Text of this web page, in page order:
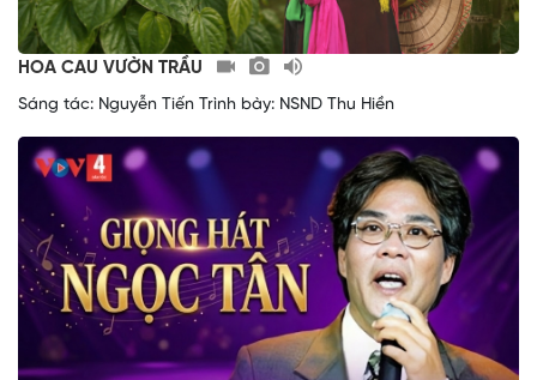
HOA CAU VƯỜN TRẦU
Sáng tác: Nguyễn Tiến Trình bày: NSND Thu Hiền